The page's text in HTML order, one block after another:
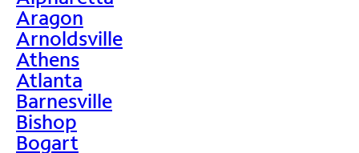
Aragon
Arnoldsville
Athens
Atlanta
Barnesville
Bishop
Bogart